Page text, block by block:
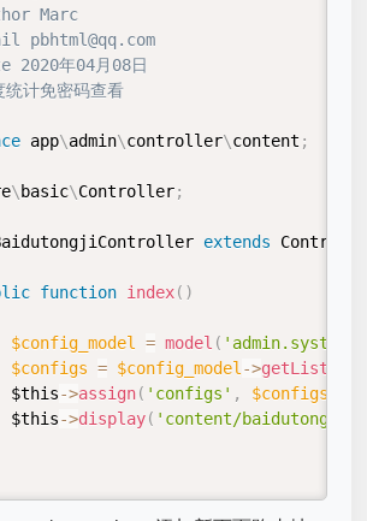
Marc
pbhtml@qq.com
2020年04月08日
计免密码查看
app\admin\controller\content ;
\ basic\Controller;
extends
function index( )
$config_model
= model (
$configs = $config_model ->getList
$this->assign( 'configs' , $configs
$this->display( 'content/